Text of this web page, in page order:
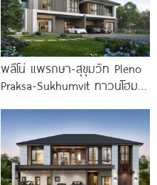
พลีโน่ แพรกษา-สุขุมวิท Pleno
Praksa-Sukhumvit ทาวน์โฮม
สายเก่า พร้อม Fitness 24 ชม.*